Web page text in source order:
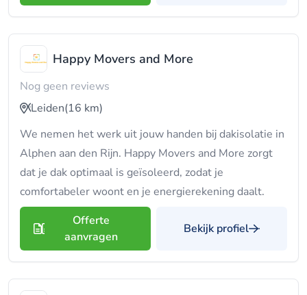
Happy Movers and More
Nog geen reviews
Leiden(16 km)
We nemen het werk uit jouw handen bij dakisolatie in
Alphen aan den Rijn. Happy Movers and More zorgt
dat je dak optimaal is geïsoleerd, zodat je
comfortabeler woont en je energierekening daalt.
Offerte
aanvragen
Bekijk profiel